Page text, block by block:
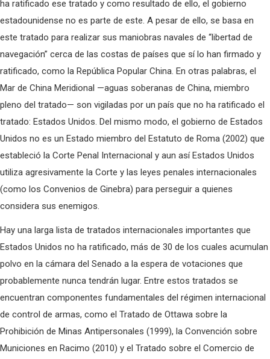
ha ratificado ese tratado y como resultado de ello, el gobierno
estadounidense no es parte de este. A pesar de ello, se basa en
este tratado para realizar sus maniobras navales de “libertad de
navegación” cerca de las costas de países que sí lo han firmado y
ratificado, como la República Popular China. En otras palabras, el
Mar de China Meridional —aguas soberanas de China, miembro
pleno del tratado— son vigiladas por un país que no ha ratificado el
tratado: Estados Unidos. Del mismo modo, el gobierno de Estados
Unidos no es un Estado miembro del Estatuto de Roma (2002) que
estableció la Corte Penal Internacional y aun así Estados Unidos
utiliza agresivamente la Corte y las leyes penales internacionales
(como los Convenios de Ginebra) para perseguir a quienes
considera sus enemigos.
Hay una larga lista de tratados internacionales importantes que
Estados Unidos no ha ratificado, más de 30 de los cuales acumulan
polvo en la cámara del Senado a la espera de votaciones que
probablemente nunca tendrán lugar. Entre estos tratados se
encuentran componentes fundamentales del régimen internacional
de control de armas, como el Tratado de Ottawa sobre la
Prohibición de Minas Antipersonales (1999), la Convención sobre
Municiones en Racimo (2010) y el Tratado sobre el Comercio de